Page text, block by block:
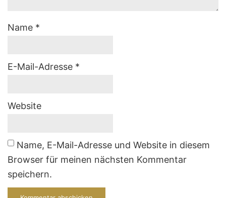
Name *
E-Mail-Adresse *
Website
Name, E-Mail-Adresse und Website in diesem
Browser für meinen nächsten Kommentar
speichern.